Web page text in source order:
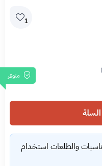
1
متوفر
والطلعات استخدام